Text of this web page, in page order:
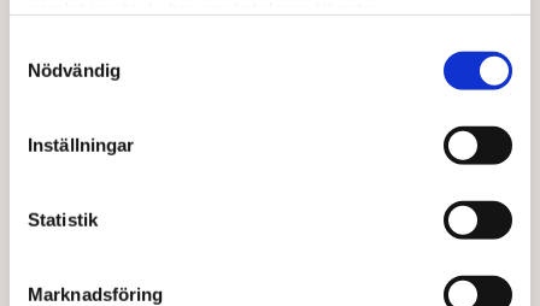
Nödvändig
Inställningar
Statistik
Marknadsföring
Skip
main
content
Kontakta oss
Du är alltid välkommen att kontakta oss via chatt eller
Vi svarar på meddelanden alla vardagar mellan
kl.